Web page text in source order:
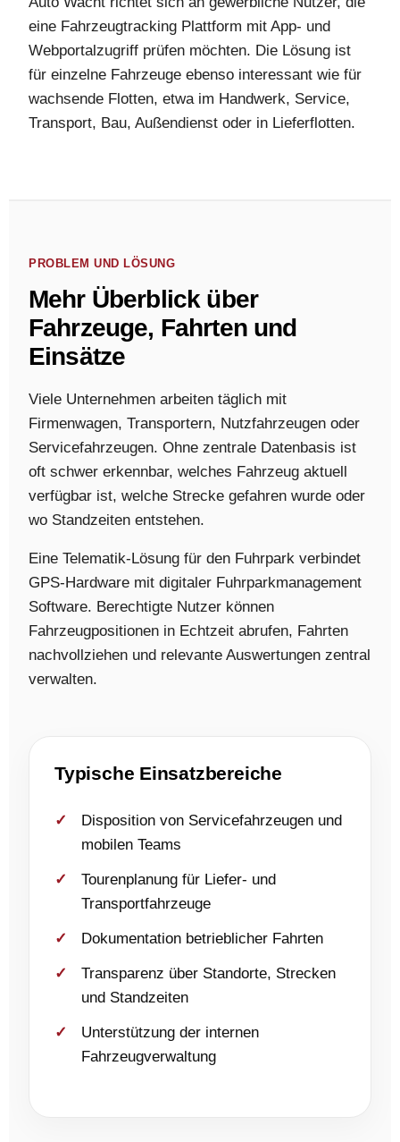
eine Fahrzeugtracking Plattform mit App- und
Webportalzugriff prüfen möchten. Die Lösung ist
für einzelne Fahrzeuge ebenso interessant wie für
wachsende Flotten, etwa im Handwerk, Service,
Transport, Bau, Außendienst oder in Lieferflotten.
PROBLEM UND LÖSUNG
Mehr Überblick über
Fahrzeuge, Fahrten und
Einsätze
Viele Unternehmen arbeiten täglich mit
Firmenwagen, Transportern, Nutzfahrzeugen oder
Servicefahrzeugen. Ohne zentrale Datenbasis ist
oft schwer erkennbar, welches Fahrzeug aktuell
verfügbar ist, welche Strecke gefahren wurde oder
wo Standzeiten entstehen.
Eine Telematik-Lösung für den Fuhrpark verbindet
GPS-Hardware mit digitaler Fuhrparkmanagement
Software. Berechtigte Nutzer können
Fahrzeugpositionen in Echtzeit abrufen, Fahrten
nachvollziehen und relevante Auswertungen zentral
verwalten.
Typische Einsatzbereiche
Disposition von Servicefahrzeugen und
mobilen Teams
Tourenplanung für Liefer- und
Transportfahrzeuge
Dokumentation betrieblicher Fahrten
Transparenz über Standorte, Strecken
und Standzeiten
Unterstützung der internen
Fahrzeugverwaltung